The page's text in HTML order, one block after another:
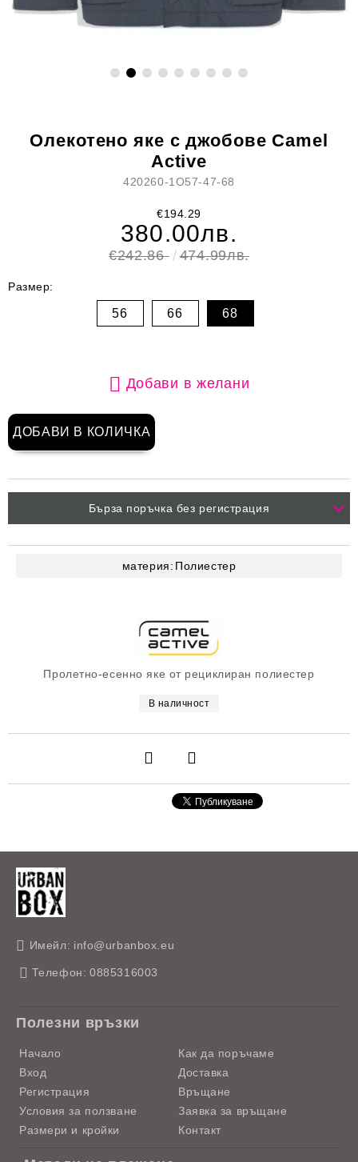
Пролетно-есенно яке от рециклиран полиестер
В наличност
Олекотено яке с джобове Camel
Active
420260-1O57-47-68
€194.29
380.00лв.
€242.86 474.99лв.
Размер:
56 66 68
Добави в желани
Бърза поръчка без регистрация
материя: Полиестер
Имейл: info@urbanbox.eu
Телефон: 0885316003
Полезни връзки
Начало
Вход
Регистрация
Условия за ползване
Размери и кройки
Как да поръчаме
Доставка
Връщане
Заявка за връщане
Контакт